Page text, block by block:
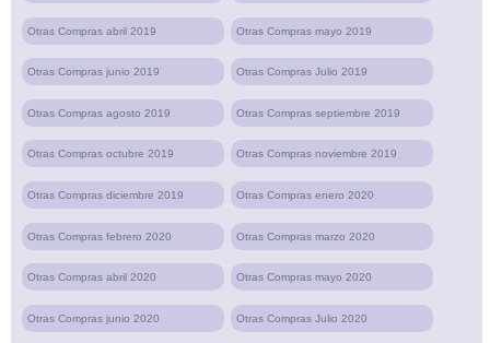
Otras Compras abril 2019 Otras Compras mayo 2019
Otras Compras junio 2019 Otras Compras Julio 2019
Otras Compras agosto 2019 Otras Compras septiembre 2019
Otras Compras octubre 2019 Otras Compras noviembre 2019
Otras Compras diciembre 2019 Otras Compras enero 2020
Otras Compras febrero 2020 Otras Compras marzo 2020
Otras Compras abril 2020 Otras Compras mayo 2020
Otras Compras junio 2020 Otras Compras Julio 2020